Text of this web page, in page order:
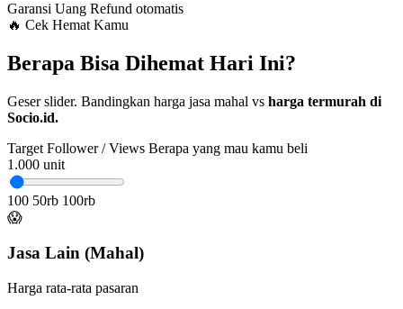
Garansi Uang Refund otomatis
🔥 Cek Hemat Kamu
Berapa Bisa Dihemat Hari Ini?
Geser slider. Bandingkan harga jasa mahal vs harga termurah di
Socio.id.
Target Follower / Views Berapa yang mau kamu beli
1.000 unit
100 50rb 100rb
😱
Jasa Lain (Mahal)
Harga rata-rata pasaran